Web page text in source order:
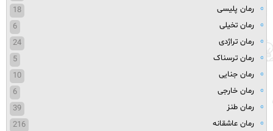
رمان پلیسی
18
رمان تخیلی
6
رمان تراژدی
24
رمان ترسناک
5
رمان جنایی
10
رمان خارجی
6
رمان طنز
39
رمان عاشقانه
216